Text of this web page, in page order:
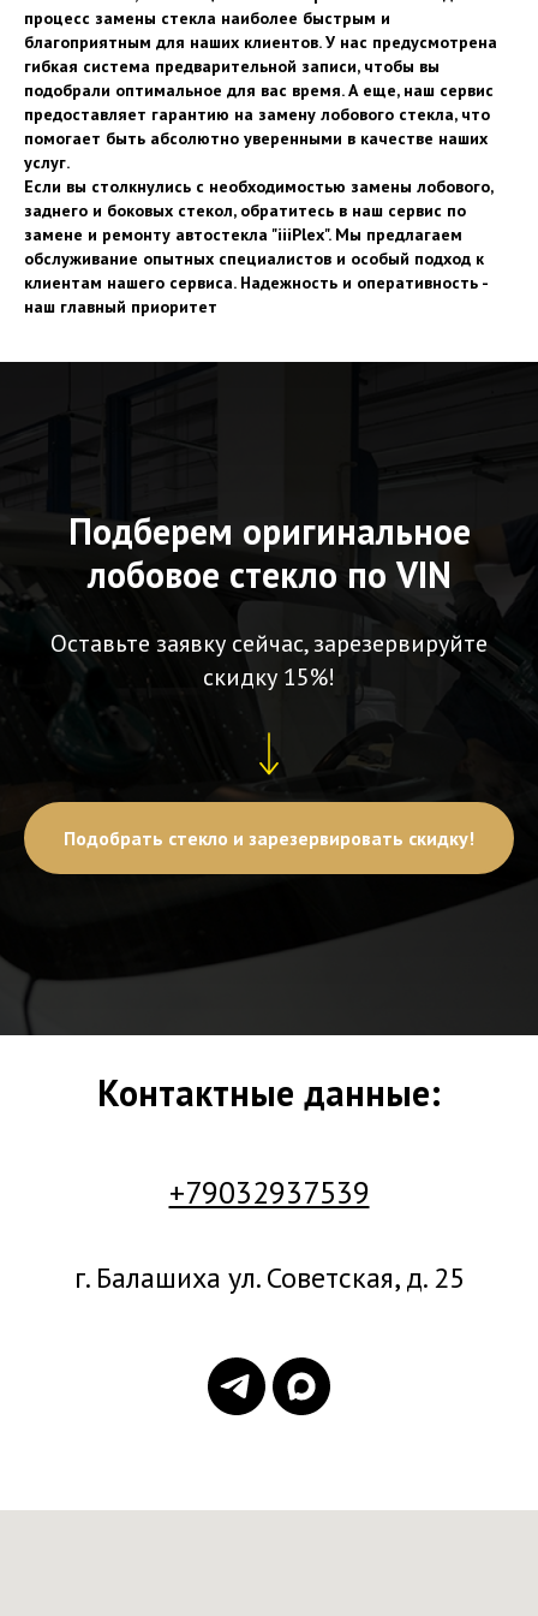
процесс замены стекла наиболее быстрым и
благоприятным для наших клиентов. У нас предусмотрена
гибкая система предварительной записи, чтобы вы
подобрали оптимальное для вас время. А еще, наш сервис
предоставляет гарантию на замену лобового стекла, что
помогает быть абсолютно уверенными в качестве наших
услуг.
Если вы столкнулись с необходимостью замены лобового,
заднего и боковых стекол, обратитесь в наш сервис по
замене и ремонту автостекла "iiiPlex". Мы предлагаем
обслуживание опытных специалистов и особый подход к
клиентам нашего сервиса. Надежность и оперативность -
наш главный приоритет
Подберем оригинальное
лобовое стекло по VIN
Оставьте заявку сейчас, зарезервируйте
скидку 15%!
Подобрать стекло и зарезервировать скидку!
Контактные данные:
+79032937539
г. Балашиха ул. Советская, д. 25